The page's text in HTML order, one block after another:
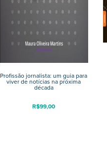
Profissão jornalista: um guia para
viver de notícias na próxima
década
R$99,00